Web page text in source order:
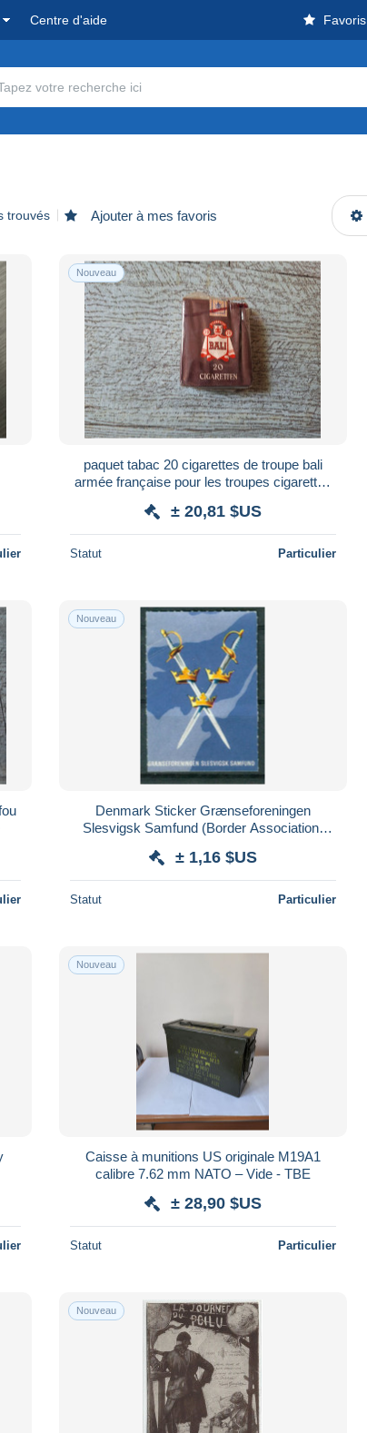
Centre d'aide Favoris
trouvés Ajouter à mes favoris
Nouveau
paquet tabac 20 cigarettes de troupe bali
armée française pour les troupes cigaretten
± 20,81 $US
Statut Particulier
Nouveau
Denmark Sticker Grænseforeningen
Slesvigsk Samfund (Border Association)
± 1,16 $US
Statut Particulier
Nouveau
Caisse à munitions US originale M19A1
calibre 7.62 mm NATO – Vide - TBE
± 28,90 $US
Statut Particulier
Nouveau